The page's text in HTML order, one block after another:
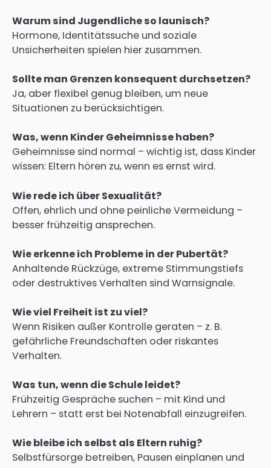
Warum sind Jugendliche so launisch?
Hormone, Identitätssuche und soziale
Unsicherheiten spielen hier zusammen.
Sollte man Grenzen konsequent durchsetzen?
Ja, aber flexibel genug bleiben, um neue
Situationen zu berücksichtigen.
Was, wenn Kinder Geheimnisse haben?
Geheimnisse sind normal – wichtig ist, dass Kinder
wissen: Eltern hören zu, wenn es ernst wird.
Wie rede ich über Sexualität?
Offen, ehrlich und ohne peinliche Vermeidung –
besser frühzeitig ansprechen.
Wie erkenne ich Probleme in der Pubertät?
Anhaltende Rückzüge, extreme Stimmungstiefs
oder destruktives Verhalten sind Warnsignale.
Wie viel Freiheit ist zu viel?
Wenn Risiken außer Kontrolle geraten – z. B.
gefährliche Freundschaften oder riskantes
Verhalten.
Was tun, wenn die Schule leidet?
Frühzeitig Gespräche suchen – mit Kind und
Lehrern – statt erst bei Notenabfall einzugreifen.
Wie bleibe ich selbst als Eltern ruhig?
Selbstfürsorge betreiben, Pausen einplanen und